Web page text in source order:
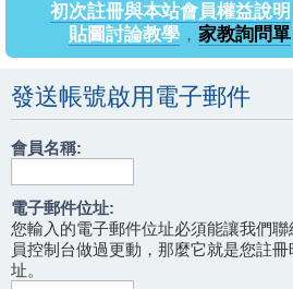
初次註冊與本站會員權益說明
貼圖討論教學， 家教詢問單
發送帳號啟用電子郵件
會員名稱:
電子郵件位址:
您輸入的電子郵件位址必須能讓我們
員控制台做過更動，那麼它就是您註
址。